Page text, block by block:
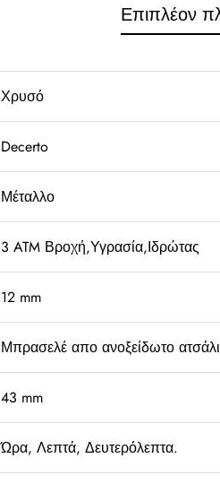
Επιπλέον
Χρυσό
Decerto
Μέταλλο
3 ATM Βροχή,Υγρασία,Ιδρώτας
12 mm
Μπρασελέ απο ανοξείδωτο
43 mm
Ώρα, Λεπτά, Δευτερόλεπτα.